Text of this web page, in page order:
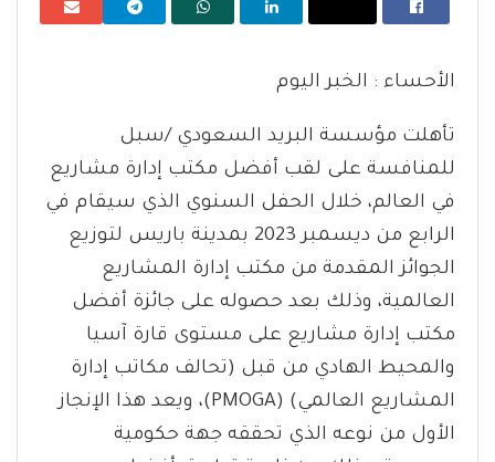
الأحساء : الخبر اليوم
تأهلت مؤسسة البريد السعودي /سبل
للمنافسة على لقب أفضل مكتب إدارة مشاريع
في العالم، خلال الحفل السنوي الذي سيقام في
الرابع من ديسمبر 2023 بمدينة باريس لتوزيع
الجوائز المقدمة من مكتب إدارة المشاريع
العالمية، وذلك بعد حصوله على جائزة أفضل
مكتب إدارة مشاريع على مستوى قارة آسيا
والمحيط الهادي من قبل (تحالف مكاتب إدارة
المشاريع العالمي) (PMOGA)، ويعد هذا الإنجاز
الأول من نوعه الذي تحققه جهة حكومية